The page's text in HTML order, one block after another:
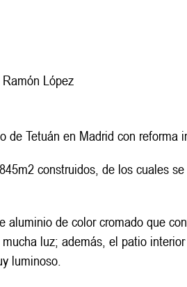
López
de Tetuán en Madrid con reforma
construidos, de los cuales
de color cromado que
luz; además, el patio
luminoso.